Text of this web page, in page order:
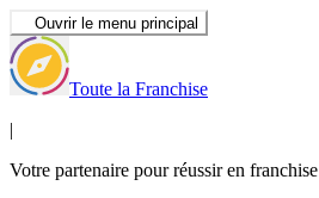
Ouvrir le menu principal
Toute la Franchise
|
Votre partenaire pour réussir en franchise